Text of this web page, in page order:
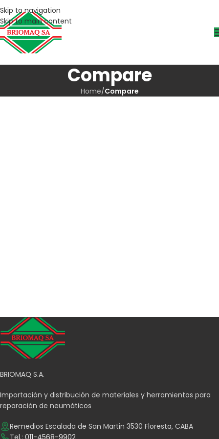
Skip to navigation
Skip to main content
Compare
Home/Compare
BRIOMAQ S.A.
Importación y distribución de materiales y herramientas para
reparación de neumáticos
Remedios Escalada de San Martin 3530 Floresta, CABA
Tel.: 011-4568-9902